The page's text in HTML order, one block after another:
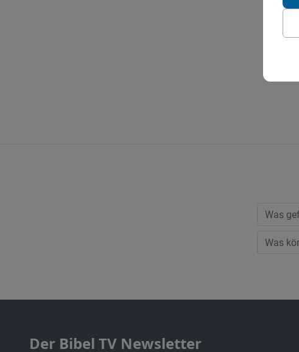
Der Bibel TV Newsletter